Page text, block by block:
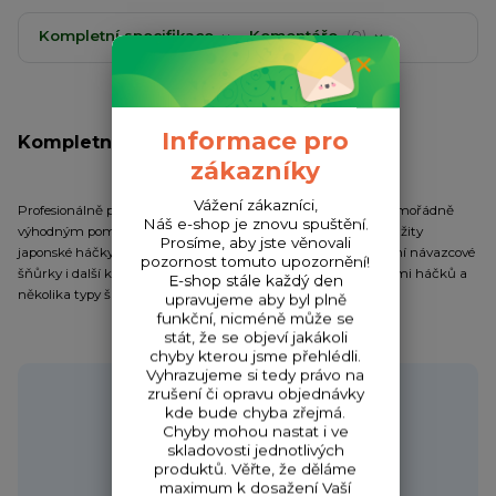
Kompletní specifikace Komentáře 0
Kompletní specifikace
Profesionálně připravené koncové návazce pro lov kaprů s mimořádně
výhodným poměrem ceny a kvality. Pro jejich výrobu jsou použity
japonské háčky Mivardi MTC s teflonovým povrchem a kvalitní návazcové
šňůrky i další komponenty. Jsou dostupné s různými velikostmi háčků a
několika typy šňůrek.
Potřebujete poradit?
Zákaznická podpora HONZA
Informace pro
zákazníky
Vážení zákazníci,
Náš e-shop je znovu spuštění.
Prosíme, aby jste věnovali
pozornost tomuto upozornění!
E-shop stále každý den
upravujeme aby byl plně
funkční, nicméně může se
stát, že se objeví jakákoli
chyby kterou jsme přehlédli.
Vyhrazujeme si tedy právo na
zrušení či opravu objednávky
kde bude chyba zřejmá.
Chyby mohou nastat i ve
skladovosti jednotlivých
produktů. Věřte, že děláme
maximum k dosažení Vaší